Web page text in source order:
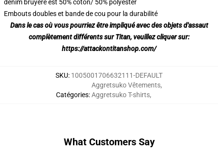
denim bruyère est 50% coton/ 50% polyester
Embouts doubles et bande de cou pour la durabilité
Dans le cas où vous pourriez être impliqué avec des objets d'assaut
complètement différents sur Titan, veuillez cliquer sur:
https://attackontitanshop.com/
SKU: 1005001706632111-DEFAULT
Catégories:
Aggretsuko Vêtements,
Aggretsuko T-shirts,
What Customers Say